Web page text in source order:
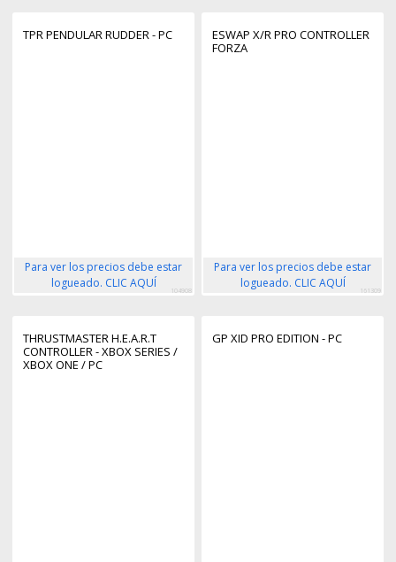
TPR PENDULAR RUDDER - PC
Para ver los precios debe estar
logueado. CLIC AQUÍ
104908
ESWAP X/R PRO CONTROLLER
FORZA
Para ver los precios debe estar
logueado. CLIC AQUÍ
161309
THRUSTMASTER H.E.A.R.T
CONTROLLER - XBOX SERIES /
XBOX ONE / PC
GP XID PRO EDITION - PC